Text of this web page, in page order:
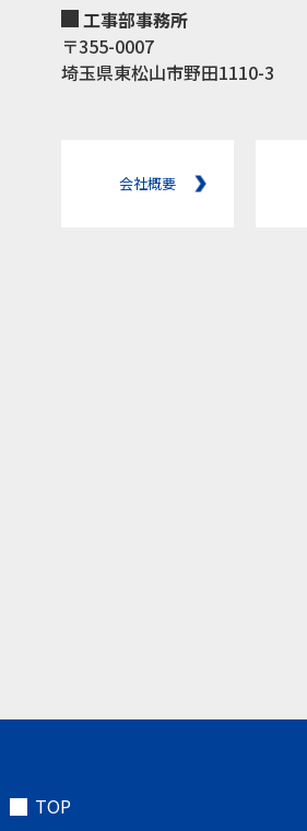
工事部事務所
〒355-0007
埼玉県東松山市野田1110-3
会社概要
TOP